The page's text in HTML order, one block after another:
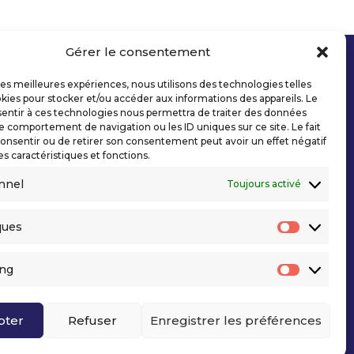
Gérer le consentement
meilleures expériences, nous utilisons des technologies telles
pour stocker et/ou accéder aux informations des appareils. Le
à ces technologies nous permettra de traiter des données
comportement de navigation ou les ID uniques sur ce site. Le fait
ou de retirer son consentement peut avoir un effet négatif
caractéristiques et fonctions.
Toujours activé
Refuser Enregistrer les préférences